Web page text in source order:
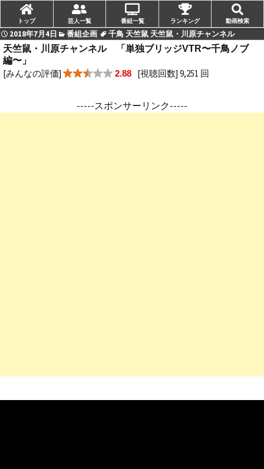
2018年7月4日 番組企画
千鳥 天竺鼠 天竺鼠・川原チャンネル
天竺鼠・川原チャンネル 「単独ブリッジVTR〜千鳥ノブ
編〜」
[みんなの評価] 2.88 [視聴回数] 9,251 回
-----スポンサーリンク-----
トップ 芸人一覧 番組一覧 ランキング 動画検索